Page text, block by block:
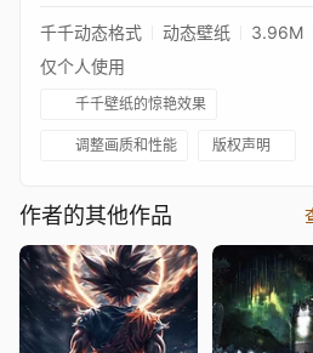
千千动态格式 动态壁纸
3.96M
仅个人使用
千千壁纸的惊艳效果
调整画质和性能 版权声明
作者的其他作品